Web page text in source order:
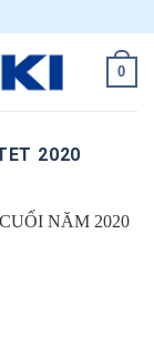
0
2020